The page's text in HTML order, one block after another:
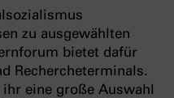
zu ausgewählten
bietet dafür
Rechercheterminals.
eine große Auswahl